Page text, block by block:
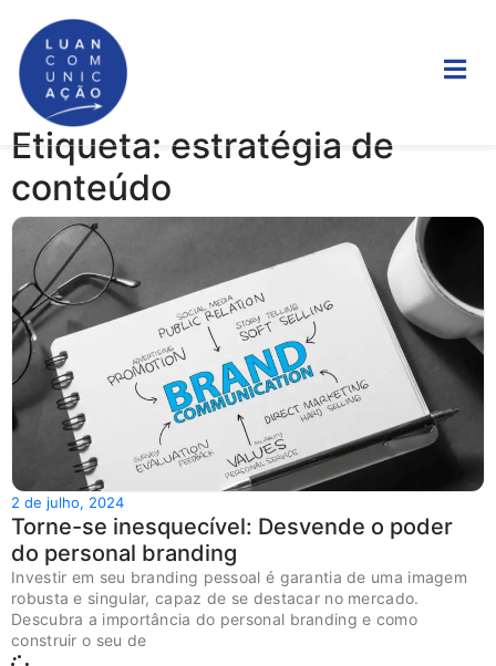
Etiqueta: estratégia de
conteúdo
2 de julho, 2024
Torne-se inesquecível: Desvende o poder
do personal branding
Investir em seu branding pessoal é garantia de uma imagem
robusta e singular, capaz de se destacar no mercado.
Descubra a importância do personal branding e como
construir o seu de